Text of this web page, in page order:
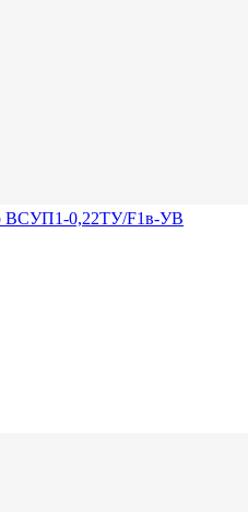
ВСУП1-0,22ТУ/F1в-УВ